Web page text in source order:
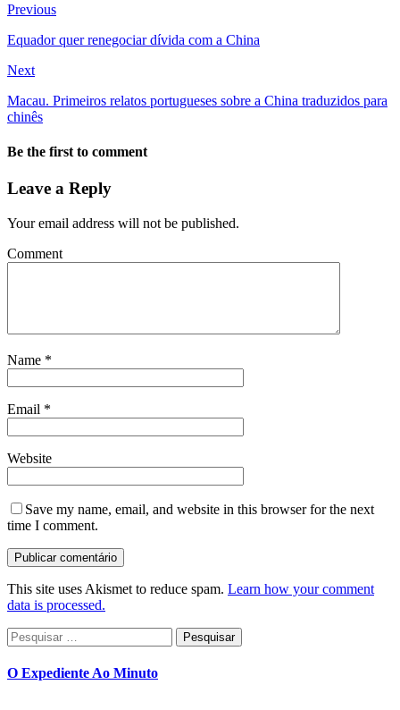
Previous
Equador quer renegociar dívida com a China
Next
Macau. Primeiros relatos portugueses sobre a China traduzidos para
chinês
Be the first to comment
Leave a Reply
Your email address will not be published.
Comment
Name *
Email *
Website
Save my name, email, and website in this browser for the next
time I comment.
This site uses Akismet to reduce spam. Learn how your comment
data is processed.
Pesquisar
por:
O Expediente Ao Minuto